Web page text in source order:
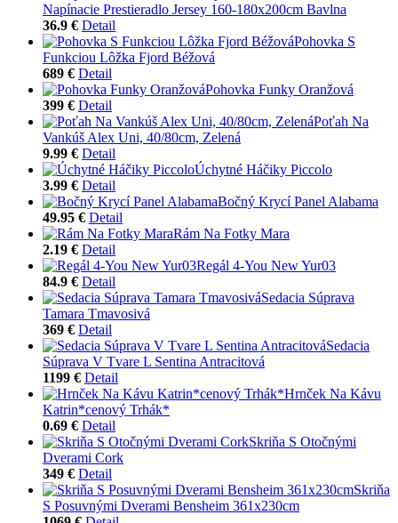
Napínacie Prestieradlo Jersey 160-180x200cm Bavlna
36.9 € Detail
Pohovka S
Funkciou Lôžka Fjord Béžová
689 € Detail
Pohovka Funky Oranžová
399 € Detail
Poťah Na
Vankúš Alex Uni, 40/80cm, Zelená
9.99 € Detail
Úchytné Háčiky Piccolo
3.99 € Detail
Bočný Krycí Panel Alabama
49.95 € Detail
Rám Na Fotky Mara
2.19 € Detail
Regál 4-You New Yur03
84.9 € Detail
Sedacia Súprava
Tamara Tmavosivá
369 € Detail
Sedacia
Súprava V Tvare L Sentina Antracitová
1199 € Detail
Hrnček Na Kávu
Katrin*cenový Trhák*
0.69 € Detail
Skriňa S Otočnými
Dverami Cork
349 € Detail
Skriňa
S Posuvnými Dverami Bensheim 361x230cm